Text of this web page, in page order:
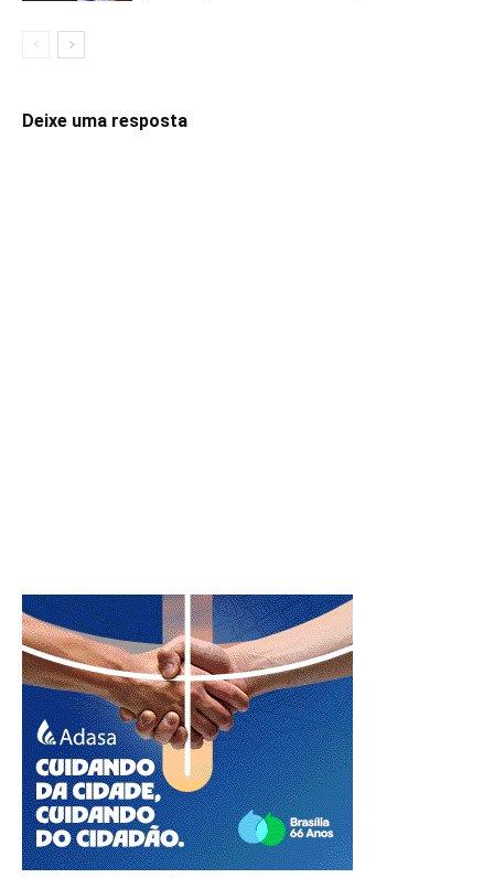
Deixe uma resposta